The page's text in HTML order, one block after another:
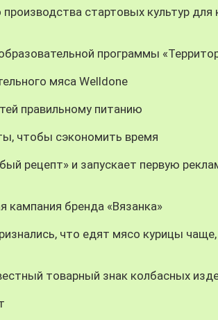
стартовых культур
программы
мяса Welldone
правильному питанию
чтобы сэкономить время
рецепт» и запускает первую
кампания бренда «Вязанка»
что едят мясо курицы
товарный знак колбасных